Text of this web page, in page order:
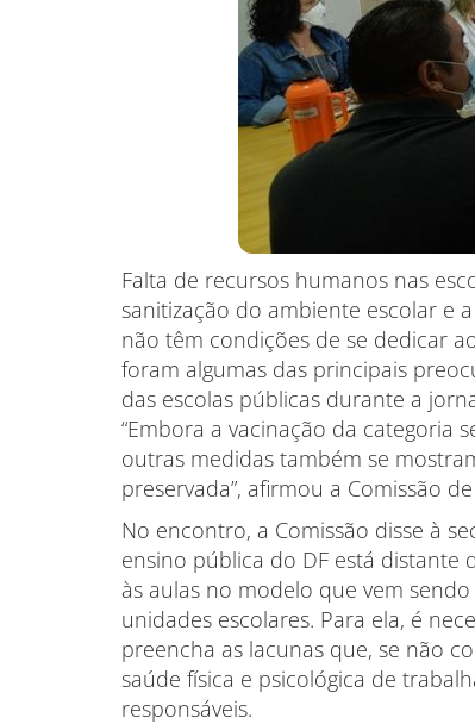
Falta de recursos humanos nas
sanitização do ambiente escolar e
não têm condições de se dedicar
foram algumas das principais
das escolas públicas durante a
“Embora a vacinação da categoria
outras medidas também se
preservada”, afirmou a Comissão
No encontro, a Comissão disse à
ensino pública do DF está
às aulas no modelo que vem
unidades escolares. Para ela, é
preencha as lacunas que, se não
saúde física e psicológica de
responsáveis.